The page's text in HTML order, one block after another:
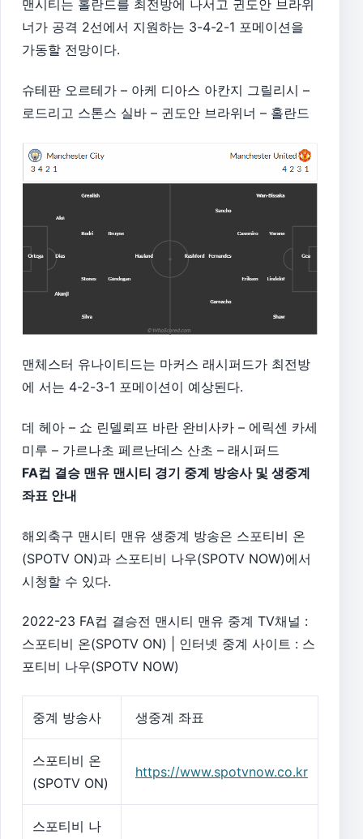
맨시티는 홀란드를 최전방에 나서고 귄도안 브라위
너가 공격 2선에서 지원하는 3-4-2-1 포메이션을
가동할 전망이다.
슈테판 오르테가 – 아케 디아스 아칸지 그릴리시 –
로드리고 스톤스 실바 – 귄도안 브라위너 – 홀란드
맨체스터 유나이티드는 마커스 래시퍼드가 최전방
에 서는 4-2-3-1 포메이션이 예상된다.
데 헤아 – 쇼 린델뢰프 바란 완비사카 – 에릭센 카세
미루 – 가르나초 페르난데스 산초 – 래시퍼드
FA컵 결승 맨유 맨시티 경기 중계 방송사 및 생중계
좌표 안내
해외축구 맨시티 맨유 생중계 방송은 스포티비 온
(SPOTV ON)과 스포티비 나우(SPOTV NOW)에서
시청할 수 있다.
2022-23 FA컵 결승전 맨시티 맨유 중계 TV채널 :
스포티비 온(SPOTV ON) | 인터넷 중계 사이트 : 스
포티비 나우(SPOTV NOW)
중계 방송사 생중계 좌표
스포티비 온
(SPOTV ON)
https://www.spotvnow.co.kr
스포티비 나